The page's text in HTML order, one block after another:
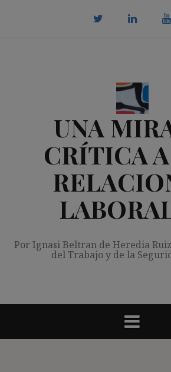
UNA
CRÍTICA
Por Ignasi Beltran de Heredia
del Trabajo y de la